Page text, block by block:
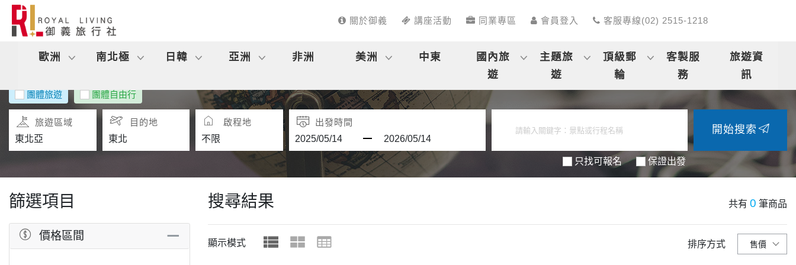
關於御義 講座活動 同業專區 會員登入 客服專線(02) 2515-1218
歐洲 南北極 日韓 亞洲 非洲 美洲 中東
國內旅
遊
主題旅
遊
頂級郵
輪
客製服
務
旅遊資
訊
團體旅遊 團體自由行
旅遊區域 目的地 啟程地 出發時間
只找可報名 保證出發
開始搜索
篩選項目
價格區間
搜尋結果 共有 0 筆商品
顯示模式 排序方式